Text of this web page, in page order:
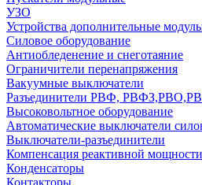
УЗО
Устройства дополнительные
Силовое оборудование
Антиобледенение и снеготаяние
Ограничители перенапряжения
Вакуумные выключатели
Разъединители РВФ,
Высоковольтное оборудование
Автоматические выключатели
Выключатели-разъединители
Компенсация реактивной мощности
Конденсаторы
Контакторы